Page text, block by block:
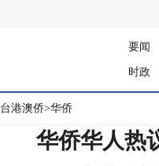
要闻
时政
台港澳侨>华侨
华侨华人热